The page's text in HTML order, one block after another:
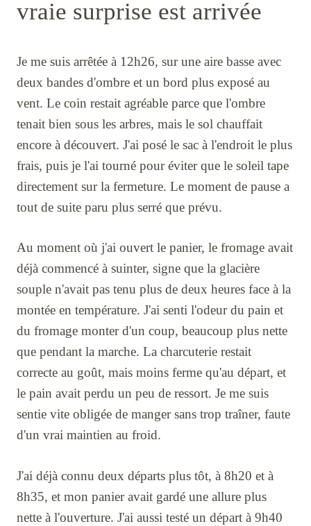
vraie surprise est arrivée
Je me suis arrêtée à 12h26, sur une aire basse avec
deux bandes d'ombre et un bord plus exposé au
vent. Le coin restait agréable parce que l'ombre
tenait bien sous les arbres, mais le sol chauffait
encore à découvert. J'ai posé le sac à l'endroit le plus
frais, puis je l'ai tourné pour éviter que le soleil tape
directement sur la fermeture. Le moment de pause a
tout de suite paru plus serré que prévu.
Au moment où j'ai ouvert le panier, le fromage avait
déjà commencé à suinter, signe que la glacière
souple n'avait pas tenu plus de deux heures face à la
montée en température. J'ai senti l'odeur du pain et
du fromage monter d'un coup, beaucoup plus nette
que pendant la marche. La charcuterie restait
correcte au goût, mais moins ferme qu'au départ, et
le pain avait perdu un peu de ressort. Je me suis
sentie vite obligée de manger sans trop traîner, faute
d'un vrai maintien au froid.
J'ai déjà connu deux départs plus tôt, à 8h20 et à
8h35, et mon panier avait gardé une allure plus
nette à l'ouverture. J'ai aussi testé un départ à 9h40